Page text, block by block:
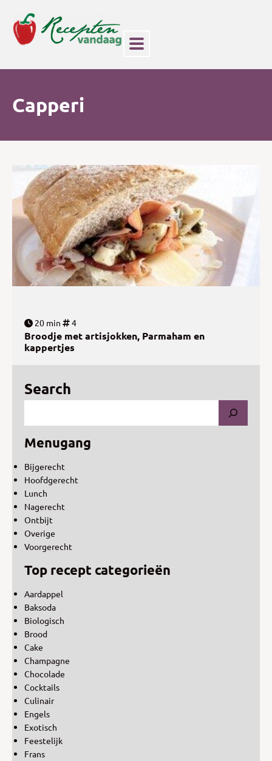
Capperi
20 min 4
Broodje met artisjokken, Parmaham en
kappertjes
Search
Menugang
Bijgerecht
Hoofdgerecht
Lunch
Nagerecht
Ontbijt
Overige
Voorgerecht
Top recept categorieën
Aardappel
Baksoda
Biologisch
Brood
Cake
Champagne
Chocolade
Cocktails
Culinair
Engels
Exotisch
Feestelijk
Frans